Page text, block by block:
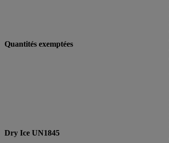
Quantités exemptées
Dry Ice UN1845